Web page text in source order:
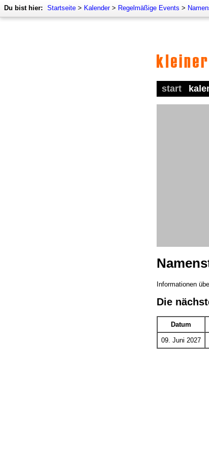
Du bist hier: Startseite > Kalender> Regelmäßige Events >
start
Informationen
Die
Datum
09. Juni 2027